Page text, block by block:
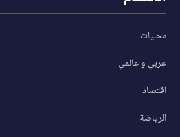
محليات
عربي و عالمي
اقتصاد
الرياضة